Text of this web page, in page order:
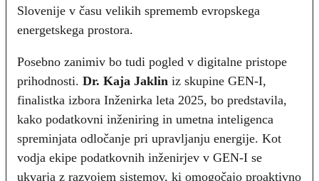
Slovenije v času velikih sprememb evropskega
energetskega prostora.
Posebno zanimiv bo tudi pogled v digitalne pristope
prihodnosti. Dr. Kaja Jaklin iz skupine GEN-I,
finalistka izbora Inženirka leta 2025, bo predstavila,
kako podatkovni inženiring in umetna inteligenca
spreminjata odločanje pri upravljanju energije. Kot
vodja ekipe podatkovnih inženirjev v GEN-I se
ukvarja z razvojem sistemov, ki omogočajo proaktivno